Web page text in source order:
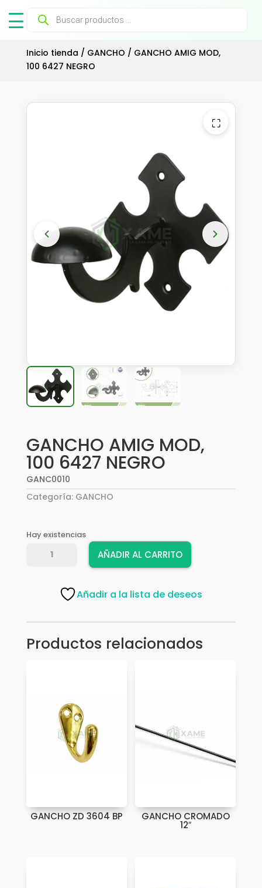
Búsqueda
productos
Inicio tienda / GANCHO / GANCHO AMIG MOD,
100 6427 NEGRO
⛶
GANCHO AMIG MOD,
100 6427 NEGRO
GANC0010
Categoría: GANCHO
Hay existencias
GANCHO
AÑADIR AL CARRITO
Añadir a la lista de deseos
Productos relacionados
GANCHO ZD 3604 BP GANCHO CROMADO
12″